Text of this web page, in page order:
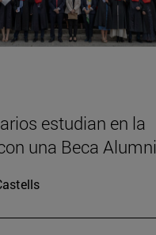
estudian en la
una Beca Alumni